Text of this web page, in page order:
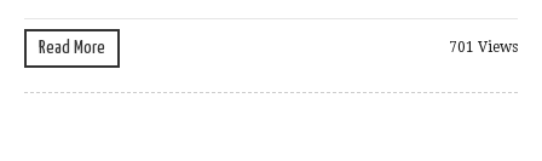
Read More 701 Views